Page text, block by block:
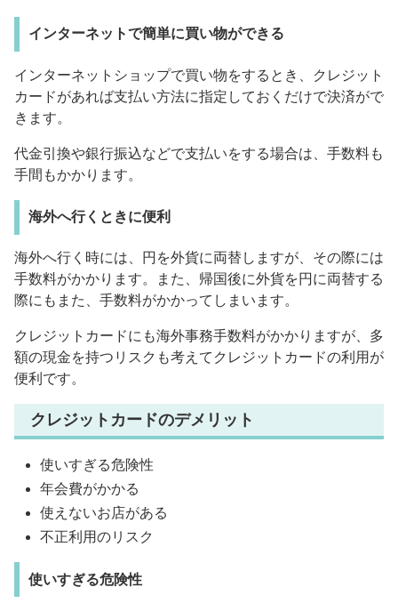
インターネットで簡単に買い物ができる
インターネットショップで買い物をするとき、クレジット
カードがあれば支払い方法に指定しておくだけで決済がで
きます。
代金引換や銀行振込などで支払いをする場合は、手数料も
手間もかかります。
海外へ行くときに便利
海外へ行く時には、円を外貨に両替しますが、その際には
手数料がかかります。また、帰国後に外貨を円に両替する
際にもまた、手数料がかかってしまいます。
クレジットカードにも海外事務手数料がかかりますが、多
額の現金を持つリスクも考えてクレジットカードの利用が
便利です。
クレジットカードのデメリット
使いすぎる危険性
年会費がかかる
使えないお店がある
不正利用のリスク
使いすぎる危険性